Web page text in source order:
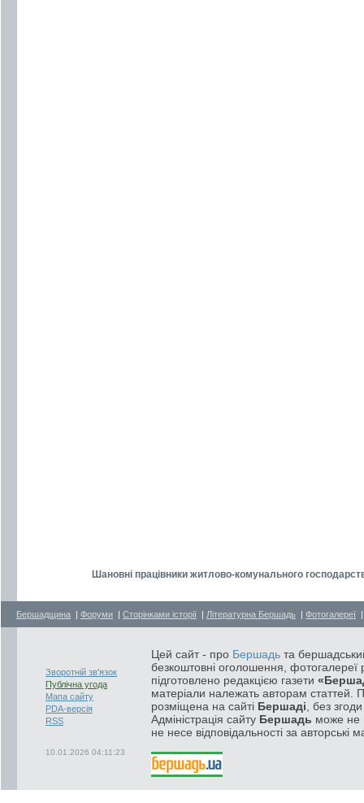
Шановні працівники житлово-комунального
Бершадщина | Форуми | Сторінками історії | Літературна Бершадь | Фотогалереї
Зворотній зв'язок
Публічна угода
Мапа сайту
PDA-версія
RSS
10.01.2026 04:11:23
Цей сайт - про Бершадь та
безкоштовні оголошення, фотогалереї
підготовлено редакцією газети
матеріали належать авторам статтей.
розміщена на сайті Бершаді , без
Адміністрація сайту Бершадь може не
не несе відповідальності за авторські